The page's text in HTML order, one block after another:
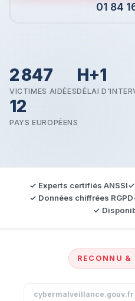
01 84
2 847
VICTIMES AIDÉES
H+1
DÉLAI
12
PAYS EUROPÉENS
✓ Experts certifiés ANSSI✓
✓ Données chiffrées RGPD
✓
RECONNU &
cybermalveillance.gouv.fr